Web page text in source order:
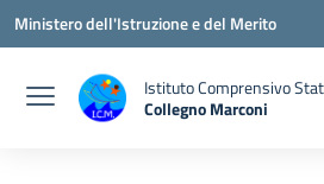
Vai ai contenuti
Vai al menu di navigazione
Vai al footer
Ministero dell'Istruzione e del Merito
Istituto Comprensivo
Collegno Marconi